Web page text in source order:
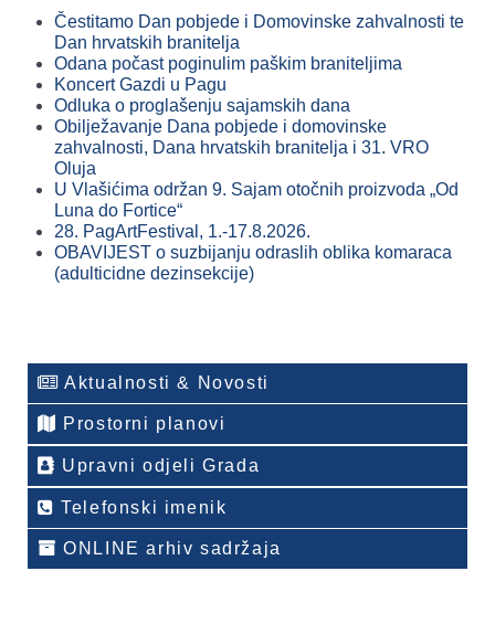
Čestitamo Dan pobjede i Domovinske zahvalnosti te
Dan hrvatskih branitelja
Odana počast poginulim paškim braniteljima
Koncert Gazdi u Pagu
Odluka o proglašenju sajamskih dana
Obilježavanje Dana pobjede i domovinske
zahvalnosti, Dana hrvatskih branitelja i 31. VRO
Oluja
U Vlašićima održan 9. Sajam otočnih proizvoda „Od
Luna do Fortice“
28. PagArtFestival, 1.-17.8.2026.
OBAVIJEST o suzbijanju odraslih oblika komaraca
(adulticidne dezinsekcije)
Aktualnosti & Novosti
Prostorni planovi
Upravni odjeli Grada
Telefonski imenik
ONLINE arhiv sadržaja